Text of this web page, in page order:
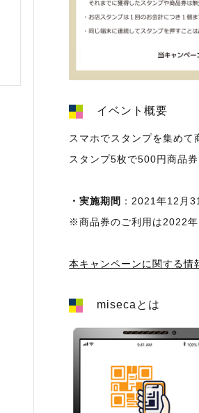
イベント概要
スマホでスタンプを集めて
スタンプ5枚で500円商品
・実施期間 ：2021年12月
※商品券のご利用は2022
本キャンペーンに関する情
misecaとは